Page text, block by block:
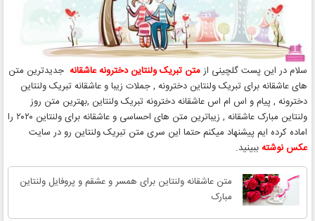
سلام در این پست گلچینی از متن تبریک ولنتاین دخترونه عاشقانه جدیدترین متن
های عاشقانه برای تبریک ولنتاین دخترونه , جملات زیبا و عاشقانه تبریک ولنتاین
دخترونه , پیام و اس ام اس عاشقانه دخترونه تبریک ولنتاین ,بهترین متن روز
ولنتاین مبارک عاشقانه , زیباترین متن های احساسی و عاشقانه برای ولنتاین ۲۰۲۰ را
اماده کرده ایم پیشنهاد میکنم حتما این سری متن تبریک ولنتاین رو در سایت
عکس نوشته ببینید.
متن عاشقانه ولنتاین برای همسر و عشقم و پروفایل ولنتاین
مبارک